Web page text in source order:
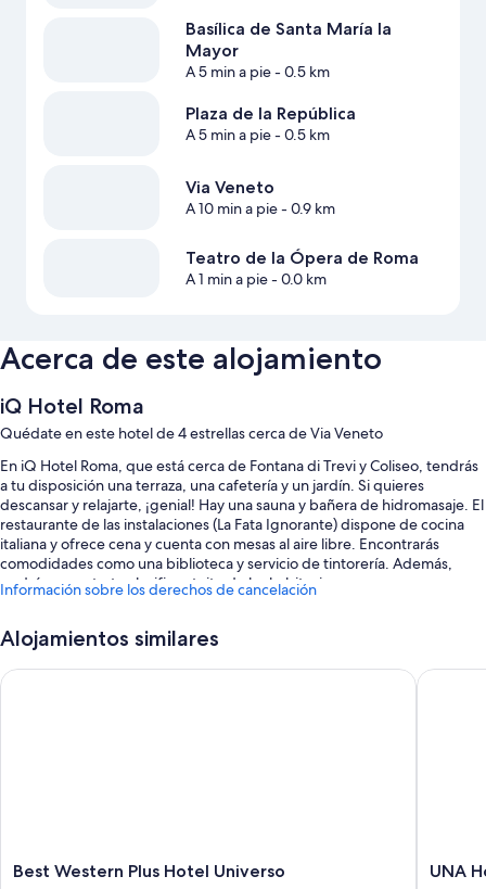
Basílica de Santa María la
Mayor
A 5 min a pie- 0.5 km
Plaza de la República
A 5 min a pie- 0.5 km
Via Veneto
A 10 min a pie- 0.9 km
Teatro de la Ópera de Roma
A 1 min a pie- 0.0 km
Acerca de este alojamiento
iQ Hotel Roma
Quédate en este hotel de 4 estrellas cerca de Via Veneto
En iQ Hotel Roma, que está cerca de Fontana di Trevi y Coliseo, tendrás
a tu disposición una terraza, una cafetería y un jardín. Si quieres
descansar y relajarte, ¡genial! Hay una sauna y bañera de hidromasaje. El
restaurante de las instalaciones (La Fata Ignorante) dispone de cocina
italiana y ofrece cena y cuenta con mesas al aire libre. Encontrarás
comodidades como una biblioteca y servicio de tintorería. Además,
podrás conectarte al wifi gratuito de las habitaciones.
Servicio de limusina o coche con chófer, desayuno bufé (de pago) y
asistencia turística y para la compra de entradas
Información sobre los derechos de cancelación
Alojamientos similares
Best
Best Western Plus Hotel Universo
Best Western Plus Hotel Universo
UNA
UNA
UNA